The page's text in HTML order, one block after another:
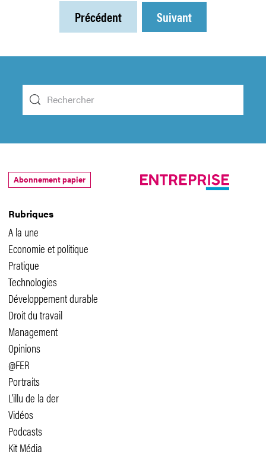
Précédent Suivant
Rubriques
A la une
Economie et politique
Pratique
Technologies
Développement durable
Droit du travail
Management
Opinions
@FER
Portraits
L'illu de la der
Vidéos
Podcasts
Kit Média
Abonnement papier